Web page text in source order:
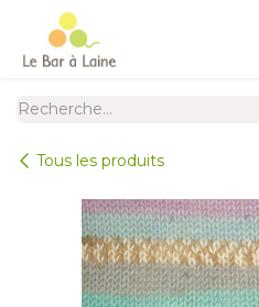
Se rendre au contenu
Tous les produits